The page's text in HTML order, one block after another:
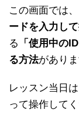
この画面では
ードを入力し
る
「使用中の
る方法がありま
レッスン当日
って操作してく